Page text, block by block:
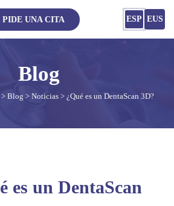
PIDE UNA CITA ESP EUS
> Blog > Noticias > ¿Qué es un DentaScan 3D?
es un DentaScan